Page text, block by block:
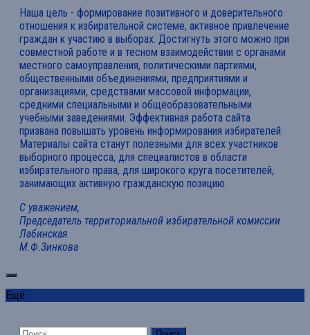
Наша цель - формирование позитивного и доверительного
отношения к избирательной системе, активное привлечение
граждан к участию в выборах. Достигнуть этого можно при
совместной работе и в тесном взаимодействии с органами
местного самоуправления, политическими партиями,
общественными объединениями, предприятиями и
организациями, средствами массовой информации,
средними специальными и общеобразовательными
учебными заведениями. Эффективная работа сайта
призвана повышать уровень информирования избирателей.
Материалы сайта станут полезными для всех участников
выборного процесса, для специалистов в области
избирательного права, для широкого круга посетителей,
занимающих активную гражданскую позицию.
С уважением,
Председатель территориальной избирательной комиссии
Лабинская
М.Ф.Зинкова
Ещё